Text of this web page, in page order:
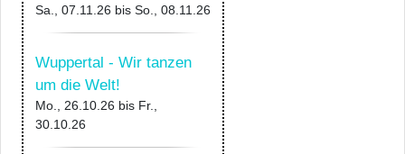
Sa., 07.11.26 bis So., 08.11.26
Wuppertal - Wir tanzen
um die Welt!
Mo., 26.10.26 bis Fr.,
30.10.26